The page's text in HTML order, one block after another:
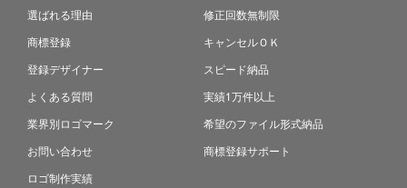
選ばれる理由
商標登録
登録デザイナー
よくある質問
業界別ロゴマーク
お問い合わせ
ロゴ制作実績
修正回数無制限
キャンセルＯＫ
スピード納品
実績1万件以上
希望のファイル形式納品
商標登録サポート